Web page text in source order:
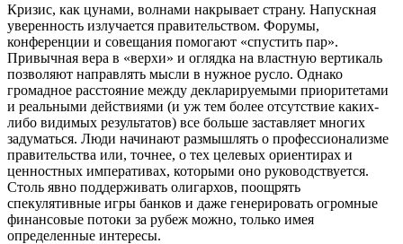
Кризис, как цунами, волнами накрывает страну. Напускная
уверенность излучается правительством. Форумы,
конференции и совещания помогают «спустить пар».
Привычная вера в «верхи» и оглядка на властную вертикаль
позволяют направлять мысли в нужное русло. Однако
громадное расстояние между декларируемыми приоритетами
и реальными действиями (и уж тем более отсутствие каких-
либо видимых результатов) все больше заставляет многих
задуматься. Люди начинают размышлять о профессионализме
правительства или, точнее, о тех целевых ориентирах и
ценностных императивах, которыми оно руководствуется.
Столь явно поддерживать олигархов, поощрять
спекулятивные игры банков и даже генерировать огромные
финансовые потоки за рубеж можно, только имея
определенные интересы.